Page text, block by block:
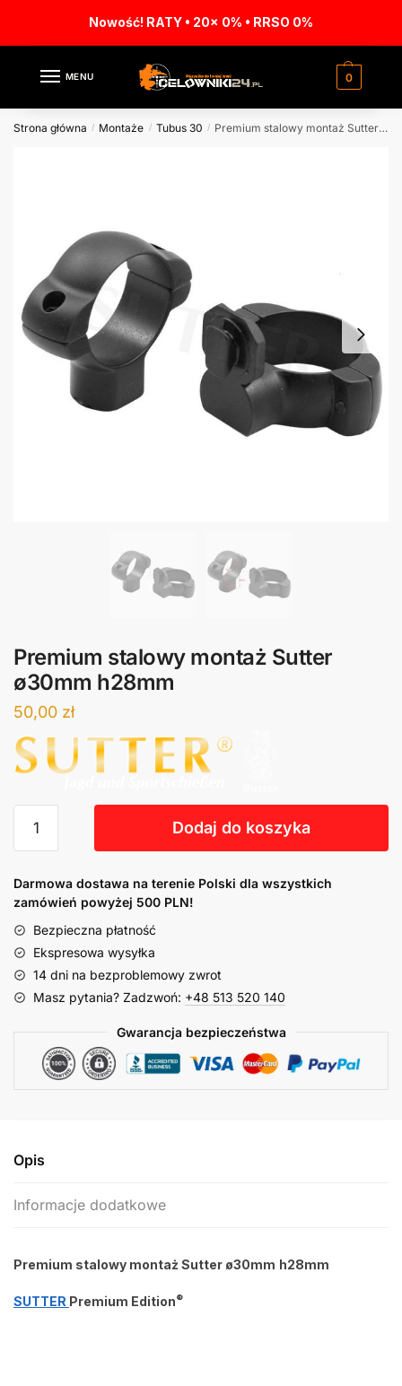
Nowość! RATY • 20x 0% • RRSO 0%
MENU 0
Strona główna / Montaże / Tubus 30 / Premium stalowy montaż Sutter ø30mm h28mm
Premium stalowy montaż Sutter
ø30mm h28mm
50,00 zł
Dodaj do koszyka
Darmowa dostawa na terenie Polski dla wszystkich
zamówień powyżej 500 PLN!
Bezpieczna płatność
Ekspresowa wysyłka
14 dni na bezproblemowy zwrot
Masz pytania? Zadzwoń: +48 513 520 140
Gwarancja bezpieczeństwa
Opis
Informacje dodatkowe
Premium stalowy montaż Sutter ø30mm h28mm
SUTTER Premium Edition®